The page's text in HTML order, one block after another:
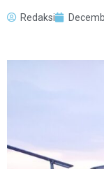
Redaksi